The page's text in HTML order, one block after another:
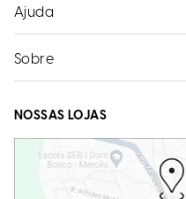
Ajuda
Sobre
NOSSAS LOJAS